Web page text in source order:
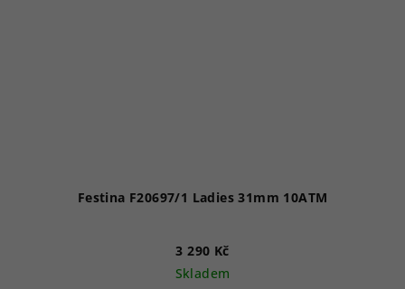
Festina F20697/1 Ladies 31mm 10ATM
3 290 Kč
Skladem